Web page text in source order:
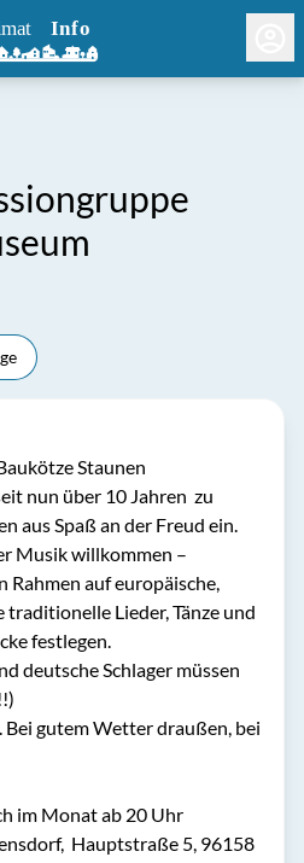
Staunen
nun über 10 Jahren  zu
aus Spaß an der Freud ein.
Musik willkommen –
Rahmen auf europäische,
Lieder, Tänze und
festlegen.
deutsche Schlager müssen
gutem Wetter draußen, bei
im Monat ab 20 Uhr
Hauptstraße 5, 96158